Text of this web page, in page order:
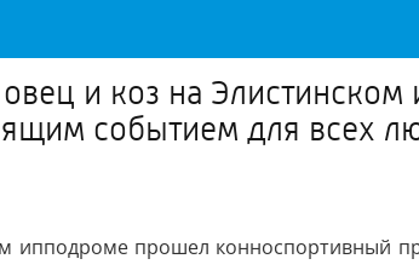
и коз на
событием для всех
ипподроме прошел конноспортивный